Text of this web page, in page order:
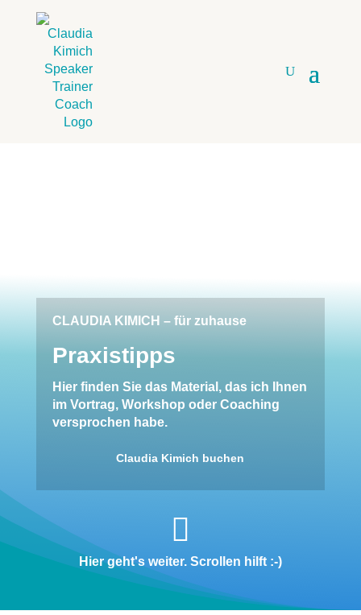
CLAUDIA KIMICH – für zuhause
Praxistipps
Hier finden Sie das Material, das ich Ihnen
im Vortrag, Workshop oder Coaching
versprochen habe.
Claudia Kimich buchen

Hier geht's weiter. Scrollen hilft :-)